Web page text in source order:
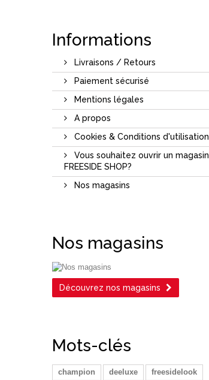
Informations
Livraisons / Retours
Paiement sécurisé
Mentions légales
A propos
Cookies & Conditions d'utilisation
Vous souhaitez ouvrir un magasin
FREESIDE SHOP?
Nos magasins
Nos magasins
Découvrez nos magasins
Mots-clés
champion deeluxe
freesidelook